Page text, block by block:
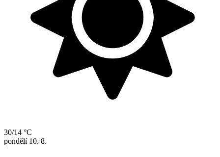
30/14 °C
pondělí 10. 8.